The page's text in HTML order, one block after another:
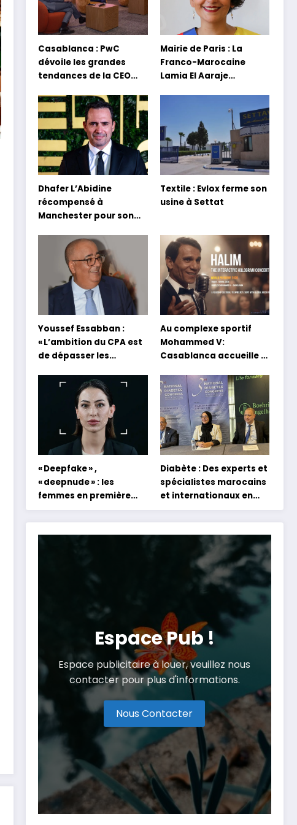
Casablanca : PwC
dévoile les grandes
tendances de la CEO
Mairie de Paris : La
Franco-Marocaine
Lamia El Aaraje
Dhafer L’Abidine
récompensé à
Manchester pour son
Textile : Evlox ferme son
usine à Settat
Youssef Essabban :
« L’ambition du CPA est
de dépasser les
et académiques de
formation en
s’appuyant sur le
partage des
expériences »
Au complexe sportif
Mohammed V:
Casablanca accueille la
concert holographique
d’Abdel Halim Hafez
« Deepfake » ,
« deepnude » : les
femmes en première
ligne face aux dangers
de l’intelligence
artificielle
Diabète : Des experts et
spécialistes marocains
et internationaux en
conclave à Tanger
Espace Pub !
Espace publicitaire à louer, veuillez nous
contacter pour plus d'informations.
Nous Contacter